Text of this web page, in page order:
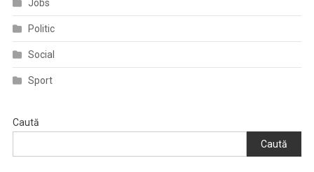
Jobs
Politic
Social
Sport
Caută
Caută